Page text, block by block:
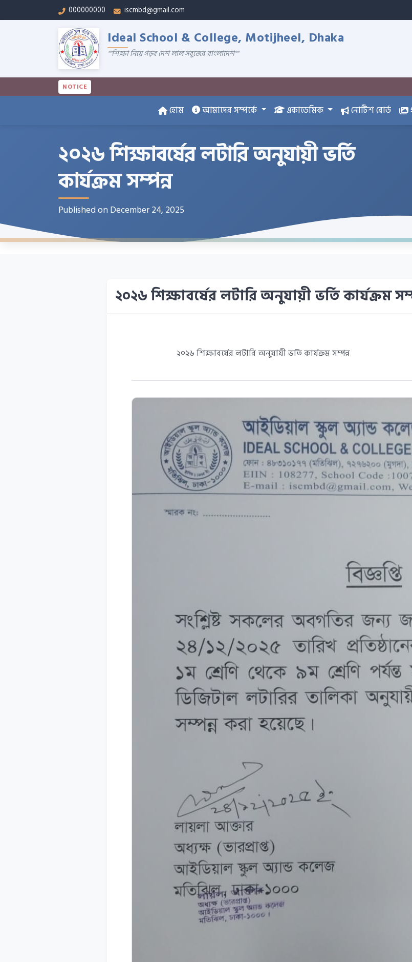
000000000 iscmbd@gmail.com
Ideal School & College, Motijheel, Dhaka
""শিক্ষা নিয়ে গড়ব দেশ লাল সবুজের বাংলাদেশ""
NOTICE
হোম আমাদের সম্পর্কে একাডেমিক নোটিশ বোর্ড
২০২৬ শিক্ষাবর্ষের লটারি অনুযায়ী ভর্তি
কার্যক্রম সম্পন্ন
Published on December 24, 2025
২০২৬ শিক্ষাবর্ষের লটারি অনুযায়ী ভর্তি কার্যক্রম
২০২৬ শিক্ষাবর্ষের লটারি অনুযায়ী ভর্তি কার্যক্রম সম্পন্ন